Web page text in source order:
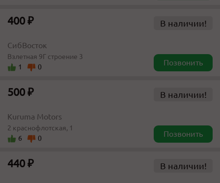
400 ₽ В наличии!
СибВосток
Взлетная 9Г строение 3
1
0 Позвонить
500 ₽ В наличии!
Kuruma Motors
2 краснофлотская, 1
6
0 Позвонить
440 ₽ В наличии!